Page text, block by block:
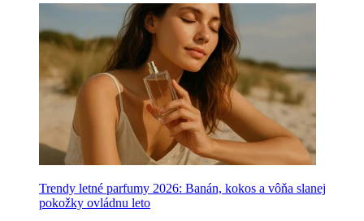
Trendy letné parfumy 2026: Banán, kokos a vôňa slanej
pokožky ovládnu leto